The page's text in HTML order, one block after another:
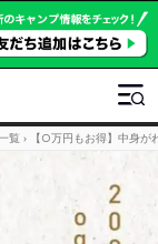
覧 › 【○万円もお得】中身